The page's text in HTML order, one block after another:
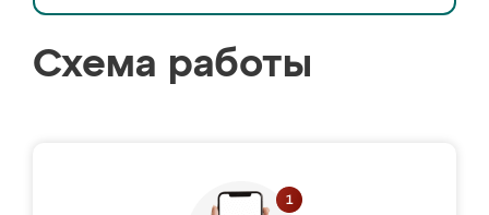
Схема работы